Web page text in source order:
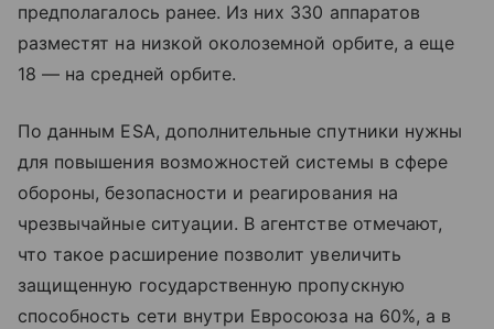
предполагалось ранее. Из них 330 аппаратов
разместят на низкой околоземной орбите, а еще
18 — на средней орбите.
По данным ESA, дополнительные спутники нужны
для повышения возможностей системы в сфере
обороны, безопасности и реагирования на
чрезвычайные ситуации. В агентстве отмечают,
что такое расширение позволит увеличить
защищенную государственную пропускную
способность сети внутри Евросоюза на 60%, а в